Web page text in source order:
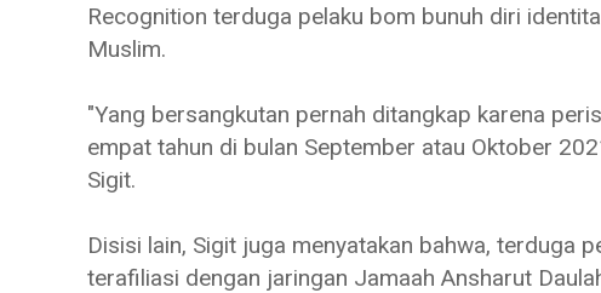
Recognition terduga pelaku bom bunuh diri
Muslim.
"Yang bersangkutan pernah ditangkap karena
empat tahun di bulan September atau Oktober
Sigit.
Disisi lain, Sigit juga menyatakan bahwa, terduga
terafiliasi dengan jaringan Jamaah Ansharut